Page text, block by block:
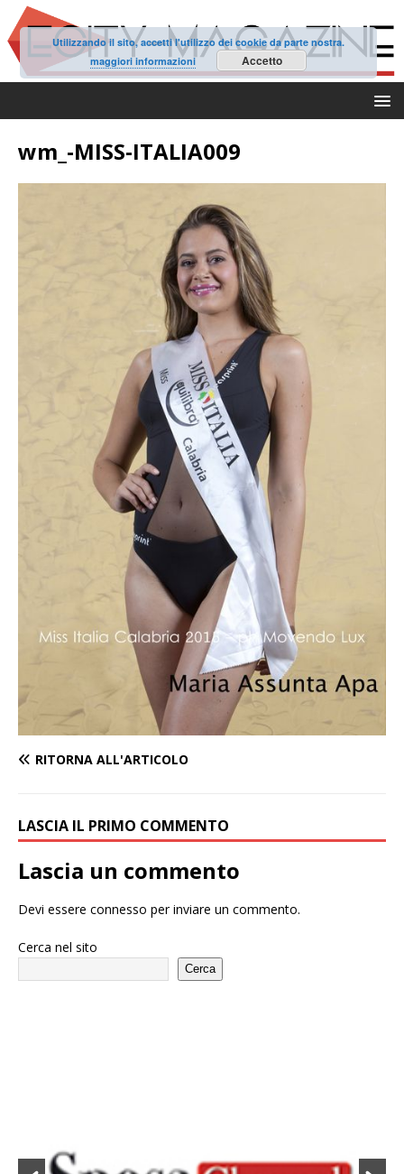
wm_-MISS-ITALIA009
RITORNA ALL'ARTICOLO
LASCIA IL PRIMO COMMENTO
Lascia un commento
Devi essere connesso per inviare un commento.
Cerca nel sito
Cerca
Utilizzando il sito, accetti l'utilizzo dei cookie da parte nostra.
maggiori informazioni
Accetto